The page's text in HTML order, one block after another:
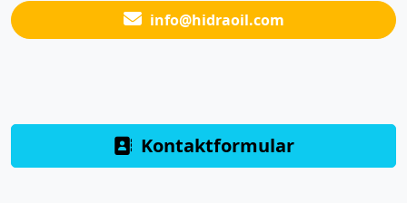
info@hidraoil.com
Kontaktformular